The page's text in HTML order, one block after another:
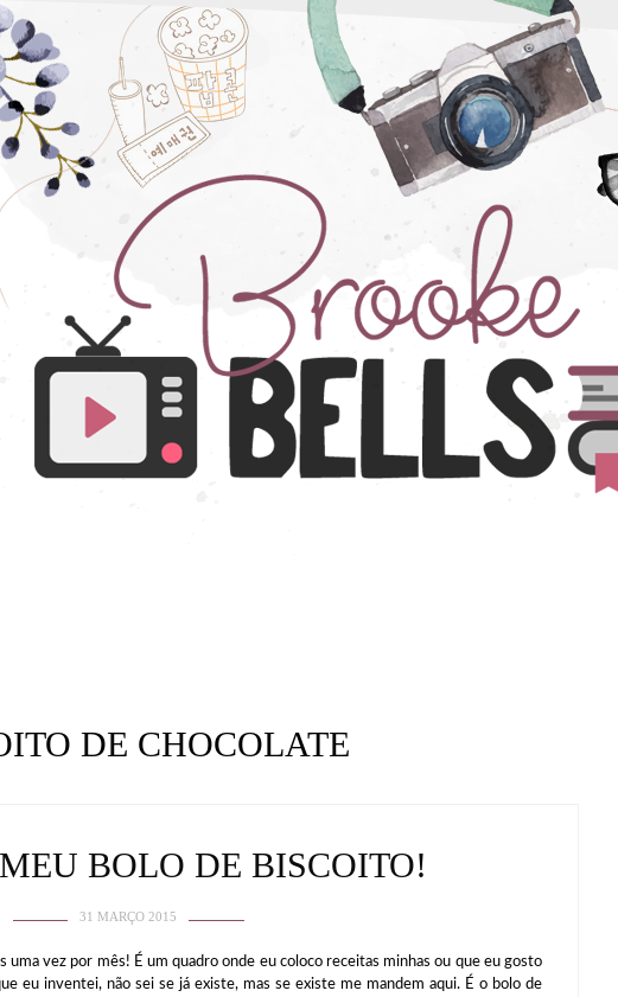
DE CHOCOLATE
BOLO DE BISCOITO!
31 MARÇO 2015
uma vez por mês! É um quadro onde eu coloco receitas minhas ou que eu gosto
eu inventei, não sei se já existe, mas se existe me mandem aqui. É o bolo de